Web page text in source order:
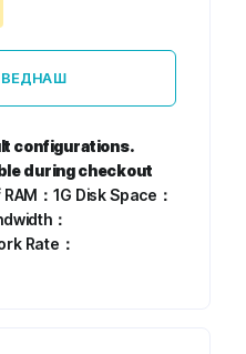
ВЕДНАШ
configurations.
during checkout
：1G Disk Space：
：
Rate：